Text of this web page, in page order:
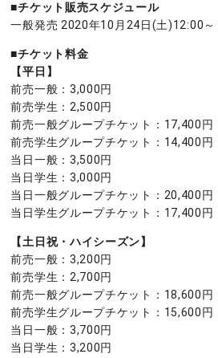
■チケット販売スケジュール
一般発売 2020年10月24日(土)12:00～
■チケット料金
【平日】
前売一般：3,000円
前売学生：2,500円
前売一般グループチケット：17,400円
前売学生グループチケット：14,400円
当日一般：3,500円
当日学生：3,000円
当日一般グループチケット：20,400円
当日学生グループチケット：17,400円
【土日祝・ハイシーズン】
前売一般：3,200円
前売学生：2,700円
前売一般グループチケット：18,600円
前売学生グループチケット：15,600円
当日一般：3,700円
当日学生：3,200円